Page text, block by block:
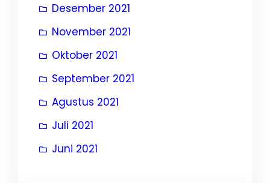
Desember 2021
November 2021
Oktober 2021
September 2021
Agustus 2021
Juli 2021
Juni 2021